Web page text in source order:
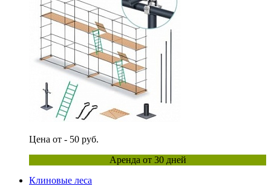
Цена от - 50 руб.
Аренда от 30 дней
Клиновые леса